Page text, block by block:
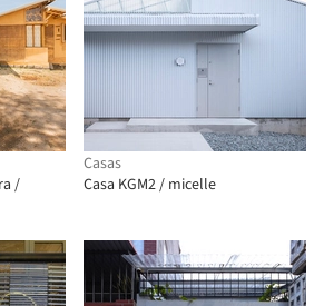
/
Casas
Casa KGM2 / micelle